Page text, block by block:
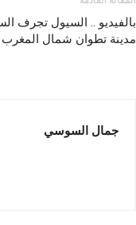
بالفيديو .. السيول تجرف
مدينة تطوان شمال المغرب
جمال السوسي